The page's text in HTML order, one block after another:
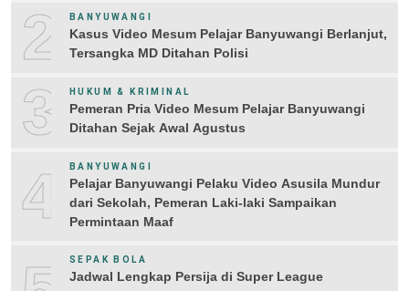
2 BANYUWANGI
Kasus Video Mesum Pelajar Banyuwangi Berlanjut,
Tersangka MD Ditahan Polisi
3 HUKUM & KRIMINAL
Pemeran Pria Video Mesum Pelajar Banyuwangi
Ditahan Sejak Awal Agustus
4 BANYUWANGI
Pelajar Banyuwangi Pelaku Video Asusila Mundur
dari Sekolah, Pemeran Laki-laki Sampaikan
Permintaan Maaf
SEPAK BOLA
Jadwal Lengkap Persija di Super League